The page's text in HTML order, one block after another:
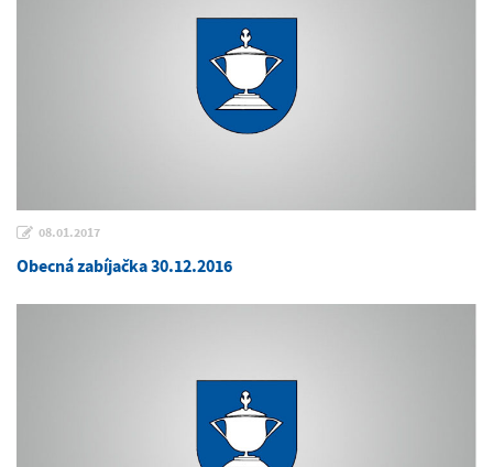
08.01.2017
Obecná zabíjačka 30.12.2016